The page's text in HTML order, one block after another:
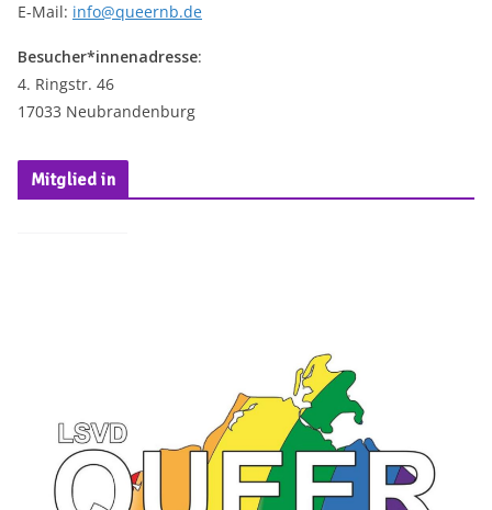
E-Mail: info@queernb.de
Besucher*innenadresse:
4. Ringstr. 46
17033 Neubrandenburg
Mitglied in